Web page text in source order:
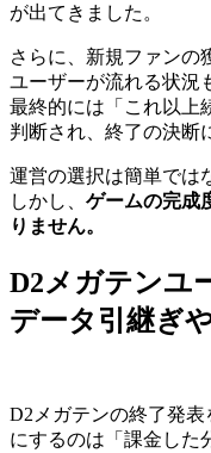
が出てきました。
さらに、新規ファンの
ユーザーが流れる状況
最終的には「これ以上
判断され、終了の決断
運営の選択は簡単では
しかし、 ゲームの完成
りません。
D2メガテンユ
データ引継ぎ
D2メガテンの終了発
にするのは「課金した